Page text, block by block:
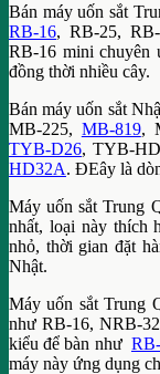
Bán máy uốn sắt
RB-16, RB-25,
RB-16 mini chuyên
đồng thời nhiều cây.
Bán máy uốn sắt
MB-225, MB-819,
TYB-D26, TYB-
HD32A. ĐEây là
Máy uốn sắt Trung
nhất, loại này thích
nhỏ, thời gian đặt
Nhật.
Máy uốn sắt Trung
như RB-16, NRB-
kiểu để bàn như
máy này ứng dụng